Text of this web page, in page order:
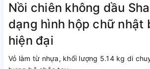
Nồi chiên không dầu
dạng hình hộp chữ nhật
hiện đại
Vỏ làm từ nhựa, khối lượng 5.14 kg di